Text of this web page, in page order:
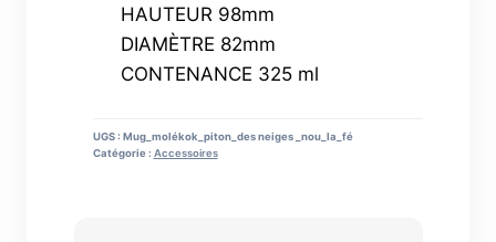
HAUTEUR 98mm
DIAMÈTRE 82mm
CONTENANCE 325 ml
UGS : Mug_molékok_piton_des neiges _nou_la_fé
Catégorie : Accessoires